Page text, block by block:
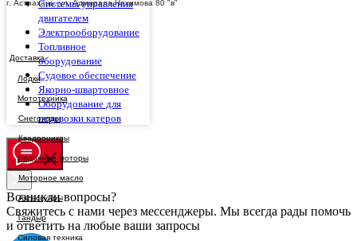
г. Астрахань, ул. Адмирала Нахимова 80 "в"
Доставка
Системы управления
двигателем
Электрооборудование
Топливное
оборудование
Судовое обеспечение
Якорно-швартовное
Оборудование для
перевозки катеров
Возникли вопросы?
Свяжитесь с нами через мессенджеры. Мы всегда рады помочь
и ответить на любые ваши запросы